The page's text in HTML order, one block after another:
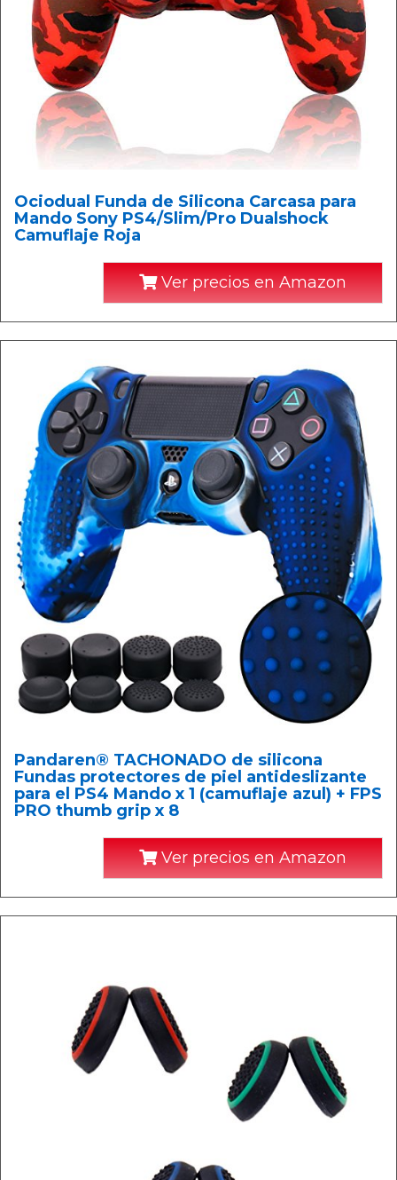
Ociodual Funda de Silicona Carcasa para
Mando Sony PS4/Slim/Pro Dualshock
Camuflaje Roja
Ver precios en Amazon
Pandaren® TACHONADO de silicona
Fundas protectores de piel antideslizante
para el PS4 Mando x 1 (camuflaje azul) + FPS
PRO thumb grip x 8
Ver precios en Amazon